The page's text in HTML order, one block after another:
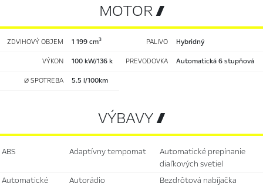
MOTOR 
ZDVIHOVÝ OBJEM 1 199 cm3 PALIVO hybridný
VÝKON 100 kW/136 k PREVODOVKA automatická 6 stupňová
Ø SPOTREBA 5.5 l/100km
VÝBAVY 
ABS adaptívny tempomat
automatické prepínanie
diaľkových svetiel
automatické
autorádio bezdrôtová nabíjačka